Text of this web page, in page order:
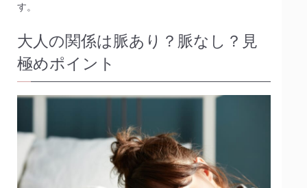
す。
大人の関係は脈あり？脈なし？見
極めポイント